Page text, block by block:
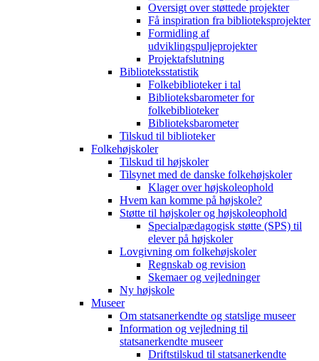
Oversigt over støttede projekter
Få inspiration fra biblioteksprojekter
Formidling af
udviklingspuljeprojekter
Projektafslutning
Biblioteksstatistik
Folkebiblioteker i tal
Biblioteksbarometer for
folkebiblioteker
Biblioteksbarometer
Tilskud til biblioteker
Folkehøjskoler
Tilskud til højskoler
Tilsynet med de danske folkehøjskoler
Klager over højskoleophold
Hvem kan komme på højskole?
Støtte til højskoler og højskoleophold
Specialpædagogisk støtte (SPS) til
elever på højskoler
Lovgivning om folkehøjskoler
Regnskab og revision
Skemaer og vejledninger
Ny højskole
Museer
Om statsanerkendte og statslige museer
Information og vejledning til
statsanerkendte museer
Driftstilskud til statsanerkendte